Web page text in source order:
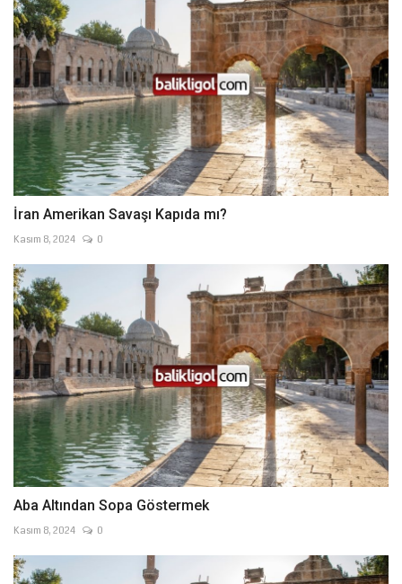
İran Amerikan Savaşı Kapıda mı?
Kasım 8, 2024 0
Aba Altından Sopa Göstermek
Kasım 8, 2024 0